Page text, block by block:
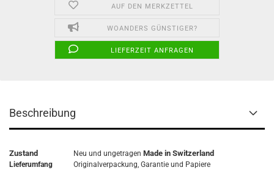
AUF DEN MERKZETTEL
WOANDERS GÜNSTIGER?
LIEFERZEIT ANFRAGEN
Beschreibung
Zustand Neu und ungetragen Made in Switzerland
Lieferumfang Originalverpackung, Garantie und Papiere